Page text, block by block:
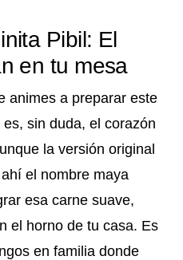
Pibil: El
en tu mesa
animes a preparar este
es, sin duda, el corazón
la versión original
el nombre maya
esa carne suave,
el horno de tu casa. Es
en familia donde